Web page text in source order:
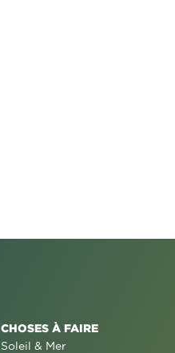
CHOSES À FAIRE
Soleil & Mer